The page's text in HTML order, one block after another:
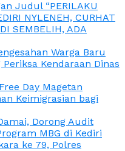
Judul “PERILAKU
NYLENEH, CURHAT
SEMBELIH, ADA
Warga Baru
Kendaraan Dinas
Day Magetan
Keimigrasian bagi
Dorong Audit
MBG di Kediri
ke 79, Polres